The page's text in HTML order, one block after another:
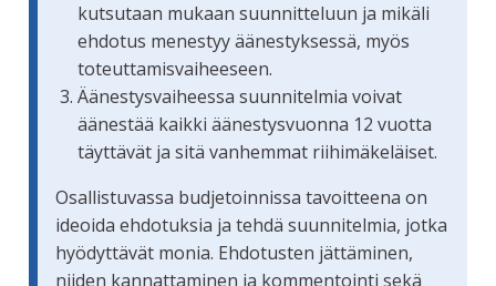
kutsutaan mukaan suunnitteluun ja mikäli
ehdotus menestyy äänestyksessä, myös
toteuttamisvaiheeseen.
Äänestysvaiheessa suunnitelmia voivat
äänestää kaikki äänestysvuonna 12 vuotta
täyttävät ja sitä vanhemmat riihimäkeläiset.
Osallistuvassa budjetoinnissa tavoitteena on
ideoida ehdotuksia ja tehdä suunnitelmia, jotka
hyödyttävät monia. Ehdotusten jättäminen,
niiden kannattaminen ja kommentointi sekä